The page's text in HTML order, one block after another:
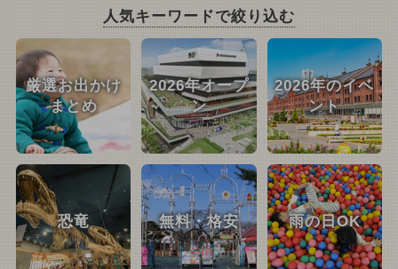
人気キーワードで絞り込む
厳選お出かけ
まとめ
2026年オープ
ン
2026年のイベ
ント
恐竜 無料・格安 雨の日OK